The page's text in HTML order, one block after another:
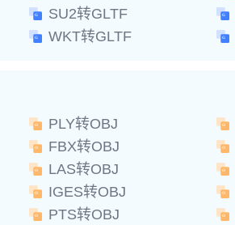
SU2转GLTF
WKT转GLTF
PLY转OBJ
FBX转OBJ
LAS转OBJ
IGES转OBJ
PTS转OBJ